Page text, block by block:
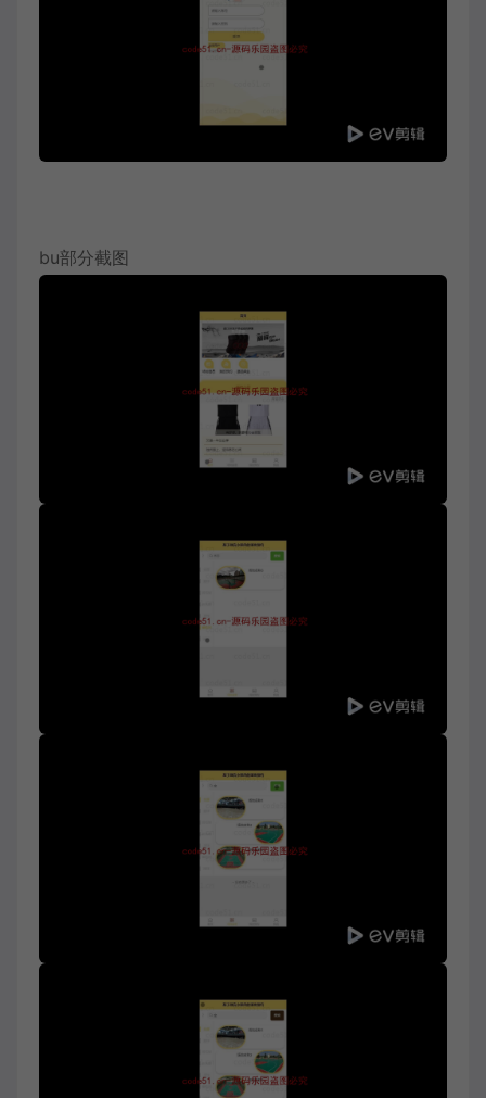
bu部分截图